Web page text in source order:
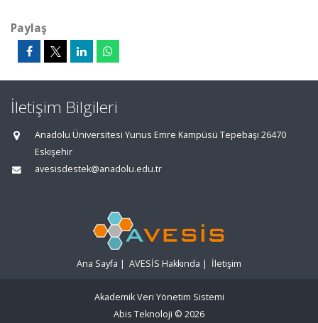
Paylaş
İletişim Bilgileri
Anadolu Üniversitesi Yunus Emre Kampüsü Tepebaşı 26470
Eskişehir
avesisdestek@anadolu.edu.tr
Ana Sayfa | AVESİS Hakkında | İletişim
Akademik Veri Yönetim Sistemi
Abis Teknoloji © 2026